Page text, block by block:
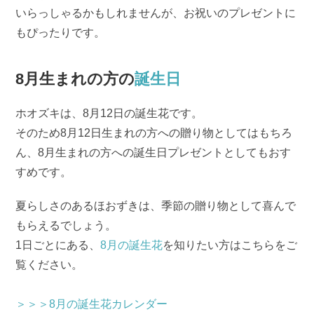
いらっしゃるかもしれませんが、お祝いのプレゼントに
もぴったりです。
8月生まれの方の誕生日
ホオズキは、8月12日の誕生花です。
そのため8月12日生まれの方への贈り物としてはもちろ
ん、8月生まれの方への誕生日プレゼントとしてもおす
すめです。
夏らしさのあるほおずきは、季節の贈り物として喜んで
もらえるでしょう。
1日ごとにある、8月の誕生花を知りたい方はこちらをご
覧ください。
＞＞＞8月の誕生花カレンダー